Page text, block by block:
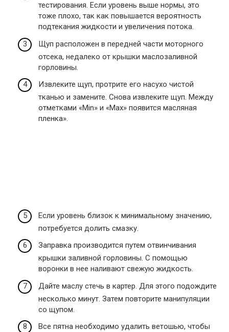
тестирования. Если уровень выше нормы, это
тоже плохо, так как повышается вероятность
подтекания жидкости и увеличения потока.
Щуп расположен в передней части моторного
отсека, недалеко от крышки маслозаливной
горловины.
Извлеките щуп, протрите его насухо чистой
тканью и замените. Снова извлеките щуп. Между
отметками «Min» и «Max» появится масляная
пленка».
Если уровень близок к минимальному значению,
потребуется долить смазку.
Заправка производится путем отвинчивания
крышки заливной горловины. С помощью
воронки в нее наливают свежую жидкость.
Дайте маслу стечь в картер. Для этого подождите
несколько минут. Затем повторите манипуляции
со щупом.
Все пятна необходимо удалить ветошью, чтобы